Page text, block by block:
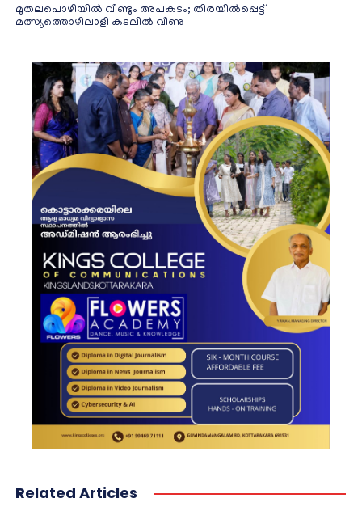
മുതലപൊഴിയിൽ വീണ്ടും അപകടം; തിരയിൽപ്പെട്ട്
മത്സ്യത്തൊഴിലാളി കടലിൽ വീണു
Related Articles